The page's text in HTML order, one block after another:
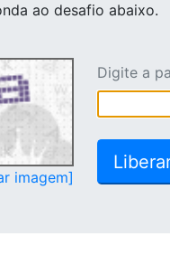
ao desafio abaixo.
imagem]
Digite a